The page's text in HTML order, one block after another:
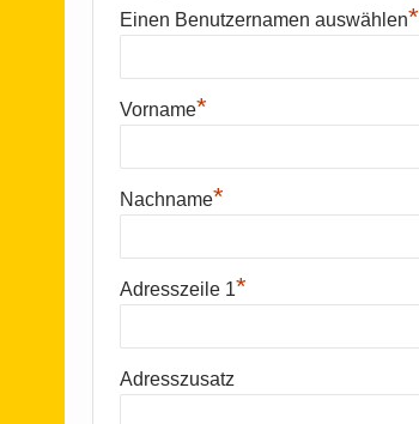
Einen Benutzernamen auswählen*
Vorname*
Nachname*
Adresszeile 1*
Adresszusatz